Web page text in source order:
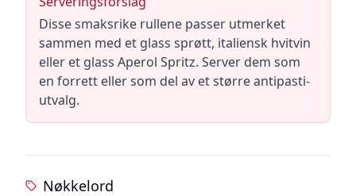
Disse smaksrike rullene passer utmerket
sammen med et glass sprøtt, italiensk hvitvin
eller et glass Aperol Spritz. Server dem som
en forrett eller som del av et større antipasti-
utvalg.
Nøkkelord